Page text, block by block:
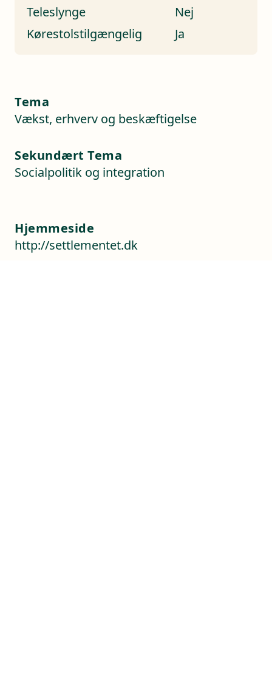
Teleslynge
Nej
Kørestolstilgængelig
Ja
Tema
Vækst, erhverv og beskæftigelse
Sekundært Tema
Socialpolitik og integration
Hjemmeside
http://settlementet.dk